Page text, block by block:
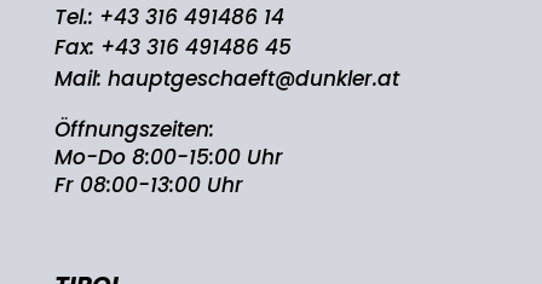
Tel.: +43 316 491486 14
Fax: +43 316 491486 45
Mail: hauptgeschaeft@dunkler.at
Öffnungszeiten:
Mo-Do 8:00-15:00 Uhr
Fr 08:00-13:00 Uhr